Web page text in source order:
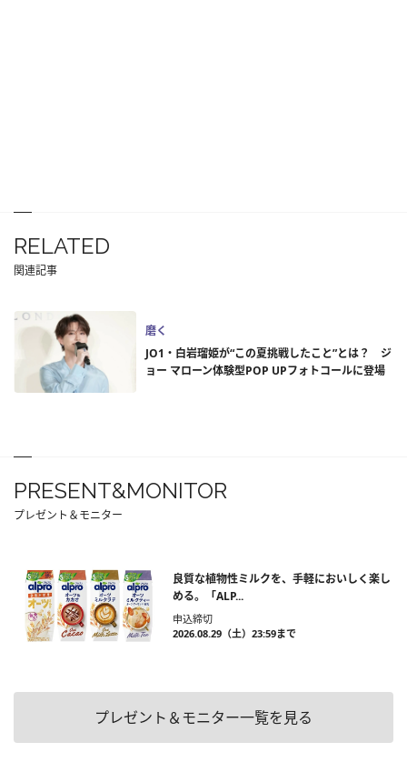
RELATED
関連記事
磨く
JO1・白岩瑠姫が“この夏挑戦したこと”とは？ ジ
ョー マローン体験型POP UPフォトコールに登場
PRESENT&MONITOR
プレゼント＆モニター
良質な植物性ミルクを、手軽においしく楽し
める。「ALP...
申込締切
2026.08.29（土）23:59まで
プレゼント＆モニター一覧を見る